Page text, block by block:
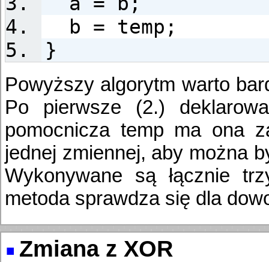
b = temp;
}
Powyższy algorytm warto
Po pierwsze (2.)
pomocnicza temp ma ona
jednej zmiennej, aby można
Wykonywane są łącznie
metoda sprawdza się dla
Zmiana z XOR